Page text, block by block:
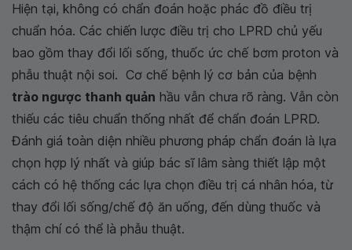
Hiện tại, không có chẩn đoán hoặc phác đồ điều trị
chuẩn hóa. Các chiến lược điều trị cho LPRD chủ yếu
bao gồm thay đổi lối sống, thuốc ức chế bơm proton và
phẫu thuật nội soi. Cơ chế bệnh lý cơ bản của bệnh
trào ngược thanh quản hầu vẫn chưa rõ ràng. Vẫn còn
thiếu các tiêu chuẩn thống nhất để chẩn đoán LPRD.
Đánh giá toàn diện nhiều phương pháp chẩn đoán là lựa
chọn hợp lý nhất và giúp bác sĩ lâm sàng thiết lập một
cách có hệ thống các lựa chọn điều trị cá nhân hóa, từ
thay đổi lối sống/chế độ ăn uống, đến dùng thuốc và
thậm chí có thể là phẫu thuật.